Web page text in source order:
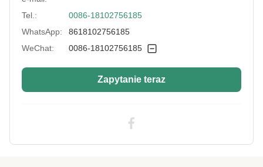
Tel.:
0086-18102756185
WhatsApp:
8618102756185
WeChat:
0086-18102756185
Zapytanie teraz